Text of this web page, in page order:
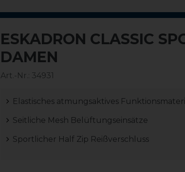
-20%
ESKADRON CLASSIC
DAMEN
Art.-Nr.: 34931
Elastisches atmungsaktives
Seitliche Mesh Belüftungseinsätze
Sportlicher Half Zip Reißverschluss